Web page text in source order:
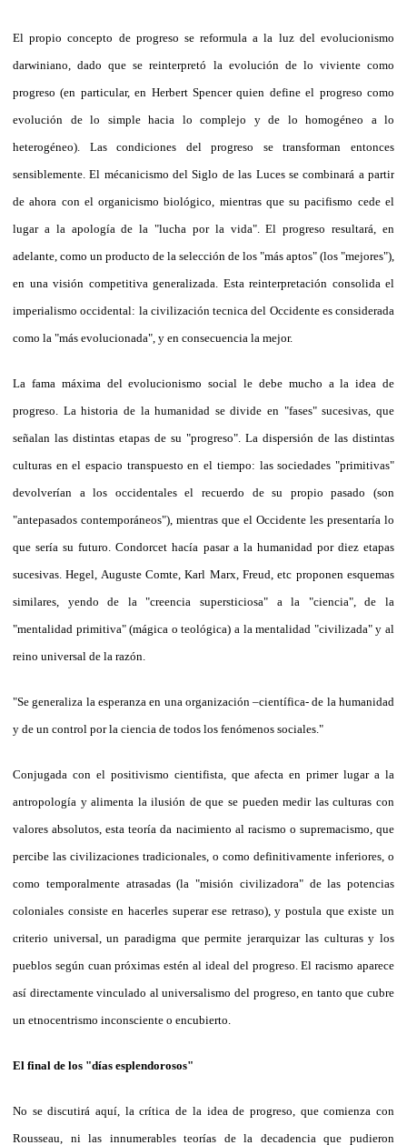
El propio concepto de progreso se reformula a la luz del evolucionismo
darwiniano, dado que se reinterpretó la evolución de lo viviente como
progreso (en particular, en Herbert Spencer quien define el progreso como
evolución de lo simple hacia lo complejo y de lo homogéneo a lo
heterogéneo). Las condiciones del progreso se transforman entonces
sensiblemente. El mécanicismo del Siglo de las Luces se combinará a partir
de ahora con el organicismo biológico, mientras que su pacifismo cede el
lugar a la apología de la "lucha por la vida". El progreso resultará, en
adelante, como un producto de la selección de los "más aptos" (los "mejores"),
en una visión competitiva generalizada. Esta reinterpretación consolida el
imperialismo occidental: la civilización tecnica del Occidente es considerada
como la "más evolucionada", y en consecuencia la mejor.
La fama máxima del evolucionismo social le debe mucho a la idea de
progreso. La historia de la humanidad se divide en "fases" sucesivas, que
señalan las distintas etapas de su "progreso". La dispersión de las distintas
culturas en el espacio transpuesto en el tiempo: las sociedades "primitivas"
devolverían a los occidentales el recuerdo de su propio pasado (son
"antepasados contemporáneos"), mientras que el Occidente les presentaría lo
que sería su futuro. Condorcet hacía pasar a la humanidad por diez etapas
sucesivas. Hegel, Auguste Comte, Karl Marx, Freud, etc proponen esquemas
similares, yendo de la "creencia supersticiosa" a la "ciencia", de la
"mentalidad primitiva" (mágica o teológica) a la mentalidad "civilizada" y al
reino universal de la razón.
"Se generaliza la esperanza en una organización –científica- de la humanidad
y de un control por la ciencia de todos los fenómenos sociales."
Conjugada con el positivismo cientifista, que afecta en primer lugar a la
antropología y alimenta la ilusión de que se pueden medir las culturas con
valores absolutos, esta teoría da nacimiento al racismo o supremacismo, que
percibe las civilizaciones tradicionales, o como definitivamente inferiores, o
como temporalmente atrasadas (la "misión civilizadora" de las potencias
coloniales consiste en hacerles superar ese retraso), y postula que existe un
criterio universal, un paradigma que permite jerarquizar las culturas y los
pueblos según cuan próximas estén al ideal del progreso. El racismo aparece
así directamente vinculado al universalismo del progreso, en tanto que cubre
un etnocentrismo inconsciente o encubierto.
El final de los "días esplendorosos"
No se discutirá aquí, la crítica de la idea de progreso, que comienza con
Rousseau, ni las innumerables teorías de la decadencia que pudieron